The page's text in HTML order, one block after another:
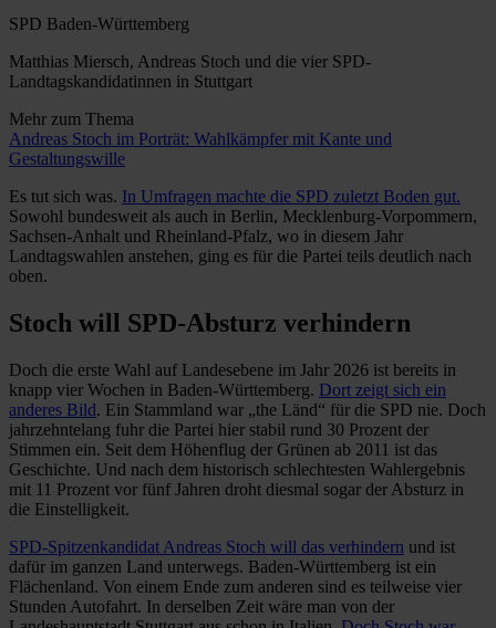
SPD Baden-Württemberg
Matthias Miersch, Andreas Stoch und die vier SPD-
Landtagskandidatinnen in Stuttgart
Mehr zum Thema
Andreas Stoch im Porträt: Wahlkämpfer mit Kante und
Gestaltungswille
Es tut sich was. In Umfragen machte die SPD zuletzt Boden gut.
Sowohl bundesweit als auch in Berlin, Mecklenburg-Vorpommern,
Sachsen-Anhalt und Rheinland-Pfalz, wo in diesem Jahr
Landtagswahlen anstehen, ging es für die Partei teils deutlich nach
oben.
Stoch will SPD-Absturz verhindern
Doch die erste Wahl auf Landesebene im Jahr 2026 ist bereits in
knapp vier Wochen in Baden-Württemberg. Dort zeigt sich ein
anderes Bild. Ein Stammland war „the Länd“ für die SPD nie. Doch
jahrzehntelang fuhr die Partei hier stabil rund 30 Prozent der
Stimmen ein. Seit dem Höhenflug der Grünen ab 2011 ist das
Geschichte. Und nach dem historisch schlechtesten Wahlergebnis
mit 11 Prozent vor fünf Jahren droht diesmal sogar der Absturz in
die Einstelligkeit.
SPD-Spitzenkandidat Andreas Stoch will das verhindern und ist
dafür im ganzen Land unterwegs. Baden-Württemberg ist ein
Flächenland. Von einem Ende zum anderen sind es teilweise vier
Stunden Autofahrt. In derselben Zeit wäre man von der